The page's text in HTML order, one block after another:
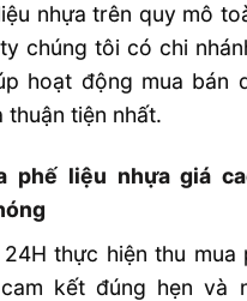
nhựa trên quy mô
chúng tôi có chi
hoạt động mua bán
thuận tiện nhất.
phế liệu nhựa giá
24H thực hiện thu mua
kết đúng hẹn và